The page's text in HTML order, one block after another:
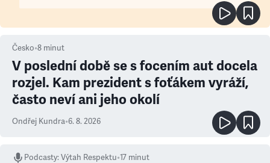
Česko•8 minut
V poslední době se s focením aut docela
rozjel. Kam prezident s foťákem vyráží,
často neví ani jeho okolí
Ondřej Kundra•6. 8. 2026
Podcasty:Výtah Respektu•17 minut